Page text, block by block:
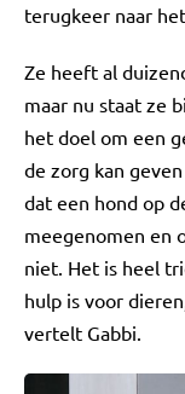
terugkeer naar
Ze heeft al
maar nu staat ze
het doel om een
de zorg kan
dat een hond op
meegenomen en
niet. Het is heel
hulp is voor
vertelt Gabbi.